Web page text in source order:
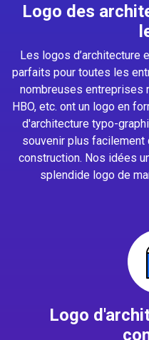
Logo des
Les logos d’architecture
parfaits pour toutes les
nombreuses entreprises
HBO, etc. ont un logo en
d'architecture typo-
souvenir plus facilement
construction. Nos idées
splendide logo de
Logo